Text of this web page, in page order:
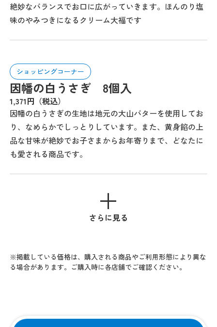
絶妙なバランスでお口に広がっていきます。ほんのり塩
味のやみつきになるクリーム大福です
ショッピングコーナー
因幡の白うさぎ 8個入
1,371円（税込）
因幡の白うさぎの生地は地元の大山バターを使用してお
り、なめらかでしっとりしています。また、黄身餡の上
品な甘味が絶妙でお子さまからお年寄りまで、どなたに
も愛される商品です。
さらに見る
※掲載している価格は、購入される商品やご利用形態により異な
る場合があります。ご購入時に各店舗でご確認ください。